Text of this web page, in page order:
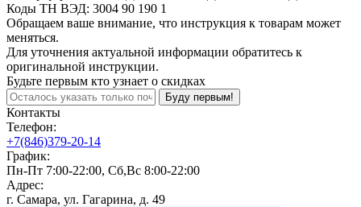
Коды ТН ВЭД: 3004 90 190 1
Обращаем ваше внимание, что инструкция к товарам может
меняться.
Для уточнения актуальной информации обратитесь к
оригинальной инструкции.
Будьте первым кто узнает о скидках
Буду первым!
Контакты
Телефон:
+7(846)379-20-14
График:
Пн-Пт 7:00-22:00, Сб,Вс 8:00-22:00
Адрес:
г. Самара, ул. Гагарина, д. 49